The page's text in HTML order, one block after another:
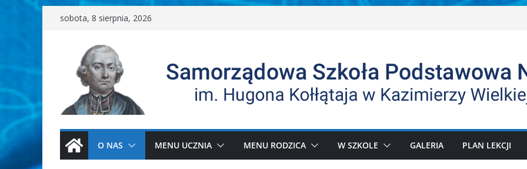
sobota, 8 sierpnia, 2026
O NAS MENU UCZNIA MENU RODZICA W SZKOLE GALERIA PLAN LEKCJI